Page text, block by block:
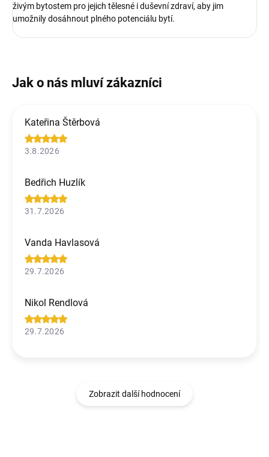
živým bytostem pro jejich tělesné i duševní zdraví, aby jim
umožnily dosáhnout plného potenciálu bytí.
Kateřina Štěrbová
3.8.2026
Bedřich Huzlík
31.7.2026
Vanda Havlasová
29.7.2026
Nikol Rendlová
29.7.2026
Zobrazit další hodnocení